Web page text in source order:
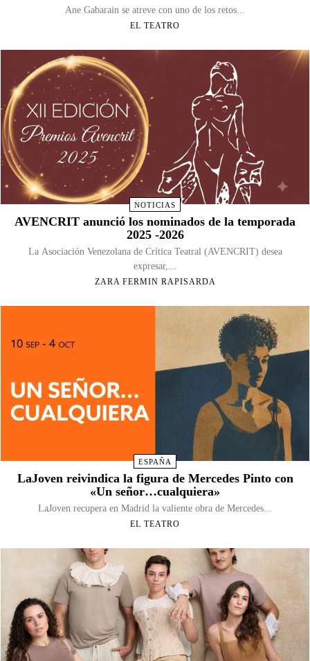
Ane Gabarain se atreve con uno de los retos...
EL TEATRO
NOTICIAS
AVENCRIT anunció los nominados de la temporada
2025 -2026
La Asociación Venezolana de Crítica Teatral (AVENCRIT) desea
expresar,...
ZARA FERMIN RAPISARDA
ESPAÑA
LaJoven reivindica la figura de Mercedes Pinto con
«Un señor…cualquiera»
LaJoven recupera en Madrid la valiente obra de Mercedes...
EL TEATRO